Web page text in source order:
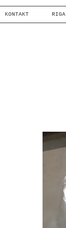
KONTAKT